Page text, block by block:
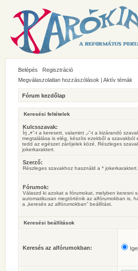
Belépés
Regisztráció
Megválaszolatlan hozzászólások | Aktív témák
Fórum kezdőlap
Keresési feltételek
Kulcsszavak:
Írj „ +”-t a keresett, valamint „ -”-t a kizárandó
megtalálása is elég, készíts ezekből a szavakból
tedd az egészet zárójelek közé. Részleges
jokerkaraktert.
Szerző:
Részleges szavakhoz használd a * jokerkaraktert.
Fórumok:
Válaszd ki azokat a fórumokat, melyben keresni
automatikusan megtörténik az alfórumokban is,
a „keresés az alfórumokban” beállítást.
Keresési beállítások
Keresés az alfórumokban: